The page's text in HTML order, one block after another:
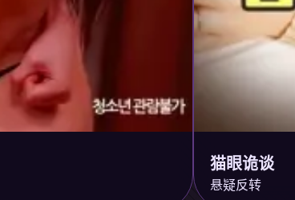
猫眼诡谈
悬疑反转